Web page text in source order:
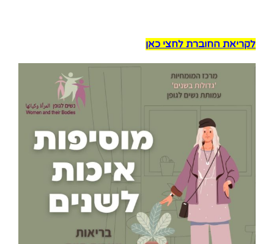
לקריאת החוברת לחצי כאן